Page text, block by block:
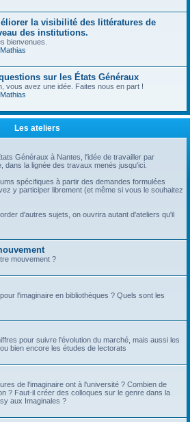
la visibilité des littératures de
des institutions.
bienvenues.
Mathias
sur les États Généraux
vous avez une idée. Faites nous en part !
Mathias
Les ateliers
Généraux à Nantes, l'idée de travailler par
dans la lignée des travaux menés jusqu'ici.
spécifiques à partir des demandes formulées
y participer librement (et même si vous le souhaitez
d'autres sujets, on ouvrira autant d'ateliers qu'il
mouvement ?
l'imaginaire en bibliothèques ? Quels sont les
pour suivre l'évolution du marché, mais aussi les
bien encore les études de lectorats
de l'imaginaire ont à l'université ? Combien de
? Faut-il créer des colloques sur le genre dans la
aux Imaginales ?